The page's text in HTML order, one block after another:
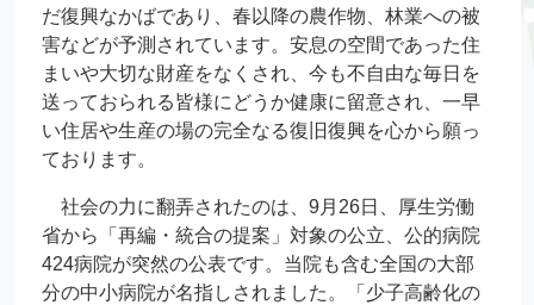
だ復興なかばであり、春以降の農作物、林業への被
害などが予測されています。安息の空間であった住
まいや大切な財産をなくされ、今も不自由な毎日を
送っておられる皆様にどうか健康に留意され、一早
い住居や生産の場の完全なる復旧復興を心から願っ
ております。
社会の力に翻弄されたのは、9月26日、厚生労働
省から「再編・統合の提案」対象の公立、公的病院
424病院が突然の公表です。当院も含む全国の大部
分の中小病院が名指しされました。「少子高齢化の